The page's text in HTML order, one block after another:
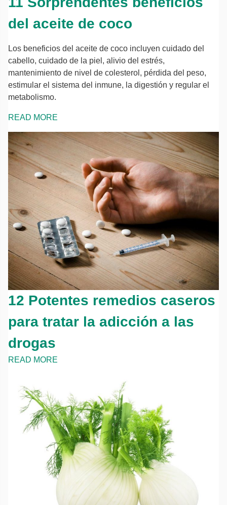
del aceite de coco
Los beneficios del aceite de coco incluyen cuidado del
cabello, cuidado de la piel, alivio del estrés,
mantenimiento de nivel de colesterol, pérdida del peso,
estimular el sistema del inmune, la digestión y regular el
metabolismo.
READ MORE
12 Potentes remedios caseros
para tratar la adicción a las
drogas
READ MORE